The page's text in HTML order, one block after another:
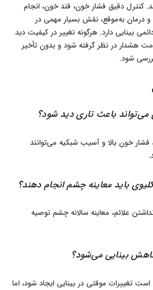
کنترل دقیق فشار خون، قند خون، انجام
درمان به‌موقع، نقش بسیار مهمی در
بینایی دارد. هرگونه تغییر در کیفیت دید
هشدار در نظر گرفته شود و بدون تأخیر
شود.
می‌تواند باعث تاری دید شود؟
فشار خون بالا و آسیب شبکیه می‌توانند
باید معاینه چشم انجام دهند؟
علائم، معاینه سالانه چشم توصیه
کاهش بینایی می‌شود؟
تغییرات موقتی در بینایی ایجاد شود، اما